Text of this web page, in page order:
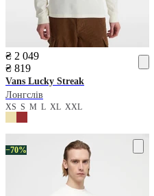
₴ 2 049
₴ 819
Vans Lucky Streak
Лонгслів
XS S M L XL XXL
−70%